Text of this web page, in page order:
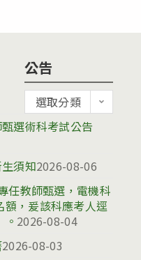
公告
告
選取分類
選術科考試公告
須知2026-08-06
任教師甄選，電機科
，爰該科應考人逕
2026-08-04
2026-08-03